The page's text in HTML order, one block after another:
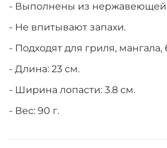
- Выполнены из нержавеющей
- Не впитывают запахи.
- Подходят для гриля,
- Длина: 23 см.
- Ширина лопасти: 3.8 см.
- Вес: 90 г.